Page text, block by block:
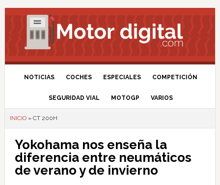
NOTICIAS COCHES ESPECIALES COMPETICIÓN
SEGURIDAD VIAL MOTOGP VARIOS
INICIO» CT 200H
Yokohama nos enseña la
diferencia entre neumáticos
de verano y de invierno